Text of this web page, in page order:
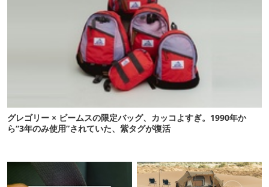
グレゴリー × ビームスの限定バッグ、カッコよすぎ。1990年か
ら“3年のみ使用”されていた、紫タグが復活